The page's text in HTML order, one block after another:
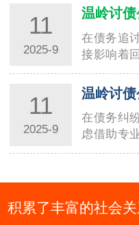
规性。温
与个人的
讨债经…
11
2025-9
在债务追
接影响着
中，“以退
略性的方
用，温州
积…
11
2025-9
在债务纠
虑借助专
收费标准
在差异，
领域的…
积累了丰富的社会